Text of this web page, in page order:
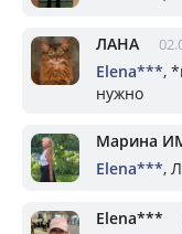
ЛАНА
Elena***,
нужно
Марина
Elena***,
Elena***